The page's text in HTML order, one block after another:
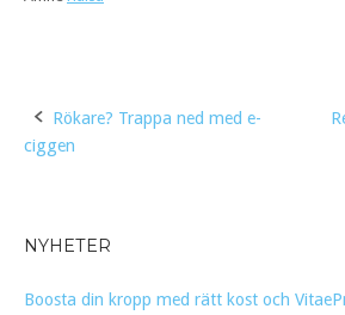
Post
navigation
Rökare? Trappa ned med e-
ciggen
NYHETER
Boosta din kropp med rätt kost och